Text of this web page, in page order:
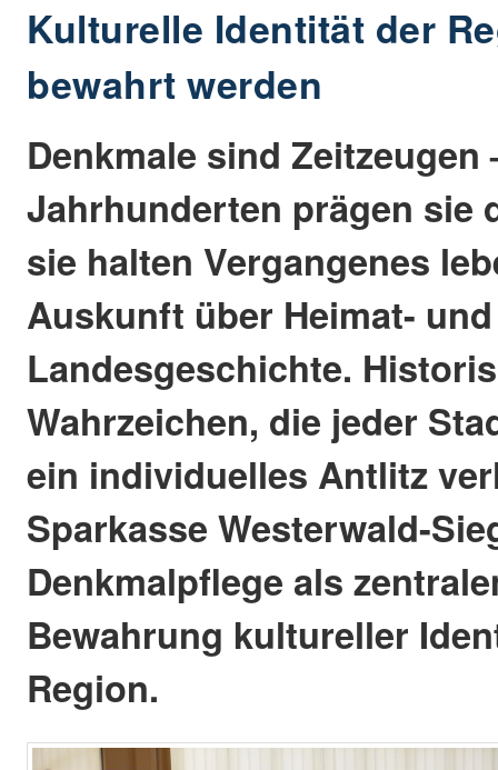
Kulturelle Identität der
bewahrt werden
Denkmale sind Zeitzeugen
Jahrhunderten prägen sie
sie halten Vergangenes
Auskunft über Heimat- und
Landesgeschichte.
Wahrzeichen, die jeder
ein individuelles Antlitz
Sparkasse Westerwald-
Denkmalpflege als
Bewahrung kultureller
Region.